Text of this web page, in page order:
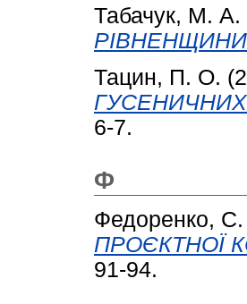
Табачук, М. А.
Тацин, П. О.
ГУСЕНИЧНИХ
6-7.
Ф
Федоренко,
ПРОЄКТНОЇ
91-94.